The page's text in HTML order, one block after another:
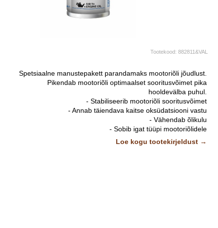
Tootekood: 882811&VAL
Spetsiaalne manustepakett parandamaks mootoriõli jõudlust.
Pikendab mootoriõli optimaalset sooritusvõimet pika
hooldevälba puhul.
- Stabiliseerib mootoriõli sooritusvõimet
- Annab täiendava kaitse oksüdatsiooni vastu
- Vähendab õlikulu
- Sobib igat tüüpi mootoriõlidele
- Lihtne kasutada. Pole vaja spetsiaalseid tööriistu.
Kasutuskohad:
Loe kogu tootekirjeldust →